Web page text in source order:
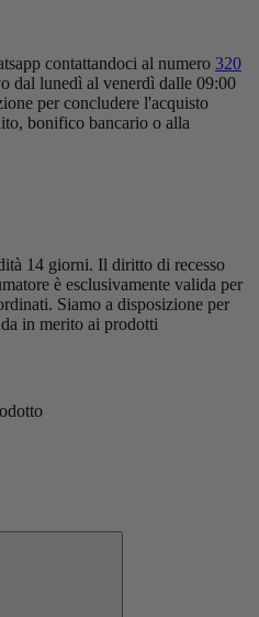
contattandoci al numero 320
dal lunedì al venerdì dalle 09:00
per concludere l'acquisto
bonifico bancario o alla
14 giorni. Il diritto di recesso
è esclusivamente valida per
Siamo a disposizione per
in merito ai prodotti